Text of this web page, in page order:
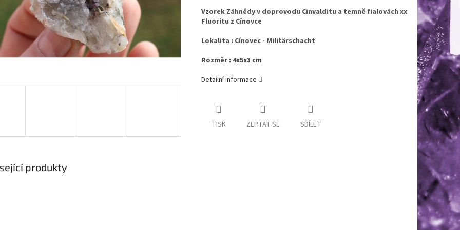
Vzorek Záhnědy v doprovodu Cinvalditu a temně fialovách xx
Fluoritu z Cínovce
Lokalita : Cínovec - Militärschacht
Rozměr : 4x5x3 cm
Detailní informace
TISK ZEPTAT SE SDÍLET
produkty